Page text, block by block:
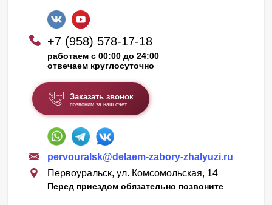
+7 (958) 578-17-18
работаем с 00:00 до 24:00
отвечаем круглосуточно
Заказать звонок
позвоним за наш счет
pervouralsk@delaem-zabory-zhalyuzi.ru
Первоуральск, ул. Комсомольская, 14
Перед приездом обязательно позвоните